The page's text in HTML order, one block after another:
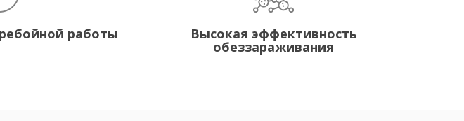
работы Высокая эффективность
обеззараживания